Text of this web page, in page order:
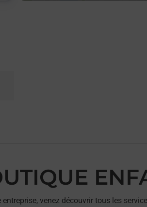
venez découvrir tous les